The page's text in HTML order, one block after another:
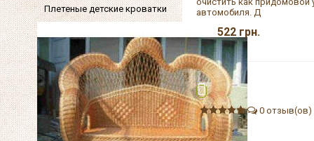
Плетеные детские кроватки
автомобиля. Д
522 грн.
0 отзыв(ов)